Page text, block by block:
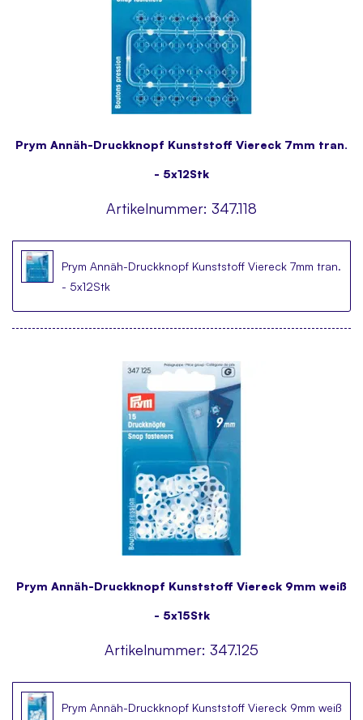
Prym Annäh-Druckknopf Kunststoff Viereck 7mm tran.
- 5x12Stk
Artikelnummer: 347.118
Prym Annäh-Druckknopf Kunststoff Viereck 7mm tran.
- 5x12Stk
Prym Annäh-Druckknopf Kunststoff Viereck 9mm weiß
- 5x15Stk
Artikelnummer: 347.125
Prym Annäh-Druckknopf Kunststoff Viereck 9mm weiß